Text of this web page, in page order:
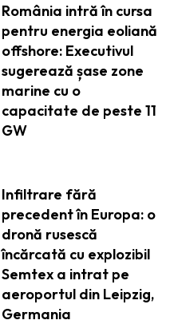
România intră în cursa
pentru energia eoliană
offshore: Executivul
sugerează șase zone
marine cu o
capacitate de peste 11
GW
Infiltrare fără
precedent în Europa: o
dronă rusescă
încărcată cu explozibil
Semtex a intrat pe
aeroportul din Leipzig,
Germania